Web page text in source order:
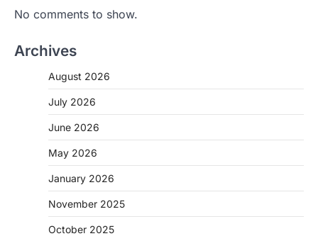
No comments to show.
Archives
August 2026
July 2026
June 2026
May 2026
January 2026
November 2025
October 2025
CHHATTISGARH
CG: 1 से 19 वर्ष तक के बच्चों को निःशुल्क दी
जाएगी एल्बेंडाजोल
More Khabar August 7, 2026
रायपुर। राष्ट्रीय कृमि मुक्ति दिवस भारत सरकार द्वारा